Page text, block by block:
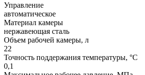
Управление
автоматическое
Материал камеры
нержавеющая сталь
Объем рабочей камеры, л
22
Точность поддержания температуры, °С
0,1